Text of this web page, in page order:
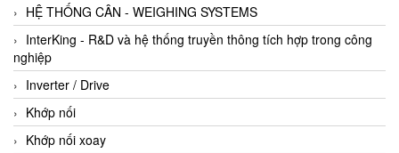
HỆ THỐNG CÂN - WEIGHING SYSTEMS
InterKing - R&D và hệ thống truyền thông tích hợp trong công
nghiệp
Inverter / Drive
Khớp nối
Khớp nối xoay